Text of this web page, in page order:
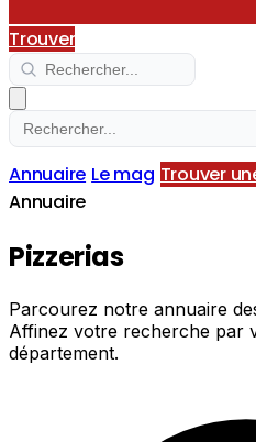
Trouver
Annuaire Le mag Trouver
Annuaire
Pizzerias
Parcourez notre annuaire
Affinez votre recherche par
département.